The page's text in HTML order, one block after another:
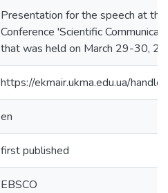
Presentation for the speech at
Conference 'Scientific
that was held on March 29-30,
https://ekmair.ukma.edu.ua/
en
first published
EBSCO